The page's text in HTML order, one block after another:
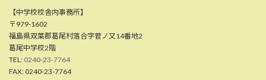
【中学校校舎内事務所】
〒979-1602
福島県双葉郡葛尾村落合字菅ノ又14番地2
葛尾中学校2階
TEL: 0240-23-7764
FAX: 0240-23-7764